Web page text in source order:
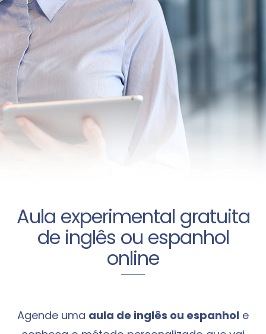
Aula experimental gratuita
de inglês ou espanhol
online
Agende uma aula de inglês ou espanhol e